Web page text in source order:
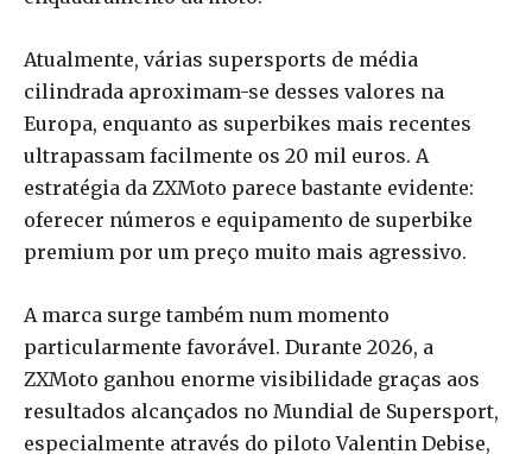
Atualmente, várias supersports de média
cilindrada aproximam-se desses valores na
Europa, enquanto as superbikes mais recentes
ultrapassam facilmente os 20 mil euros. A
estratégia da ZXMoto parece bastante evidente:
oferecer números e equipamento de superbike
premium por um preço muito mais agressivo.
A marca surge também num momento
particularmente favorável. Durante 2026, a
ZXMoto ganhou enorme visibilidade graças aos
resultados alcançados no Mundial de Supersport,
especialmente através do piloto Valentin Debise,